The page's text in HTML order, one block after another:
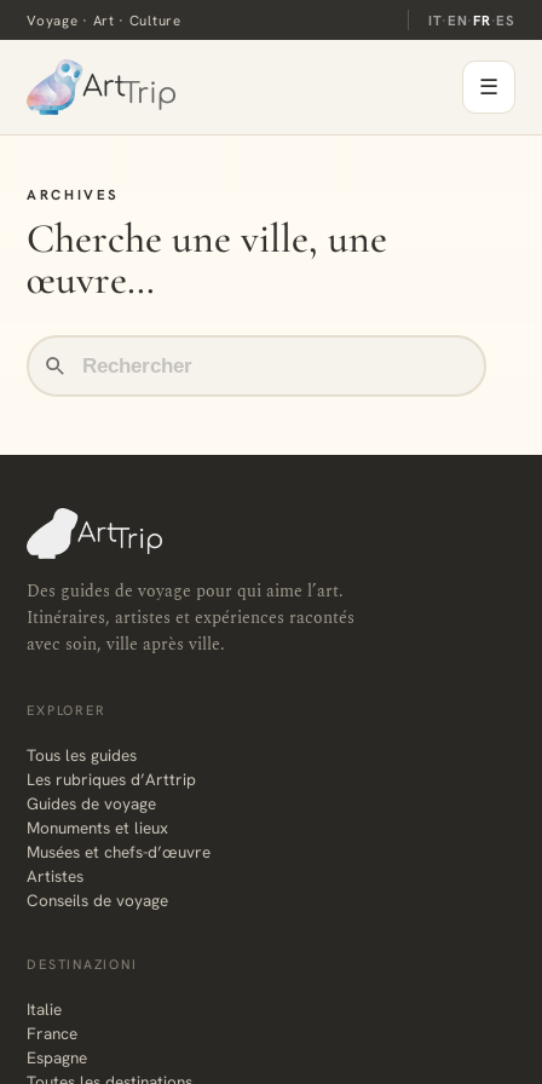
Voyage · Art · Culture IT·EN·FR·ES
☰
ARCHIVES
Cherche une ville, une
œuvre…
Des guides de voyage pour qui aime l’art.
Itinéraires, artistes et expériences racontés
avec soin, ville après ville.
EXPLORER
Tous les guides
Les rubriques d’Arttrip
Guides de voyage
Monuments et lieux
Musées et chefs-d’œuvre
Artistes
Conseils de voyage
DESTINAZIONI
Italie
France
Espagne